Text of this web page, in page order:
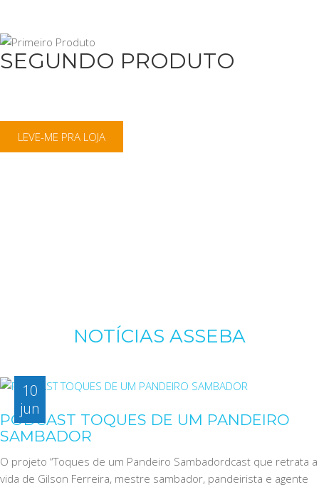
SEGUNDO PRODUTO
LEVE-ME PRA LOJA
NOTÍCIAS ASSEBA
PODCAST TOQUES DE UM PANDEIRO
SAMBADOR
10
jun
O projeto “Toques de um Pandeiro Sambadordcast que retrata a
vida de Gilson Ferreira, mestre sambador, pandeirista e agente